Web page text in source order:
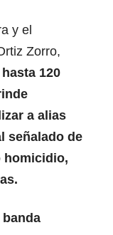
y el
Zorro,
120
a alias
señalado de
homicidio,